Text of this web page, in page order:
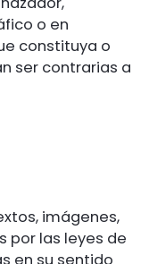
o en
constituya o
ser contrarias a
imágenes,
por las leyes de